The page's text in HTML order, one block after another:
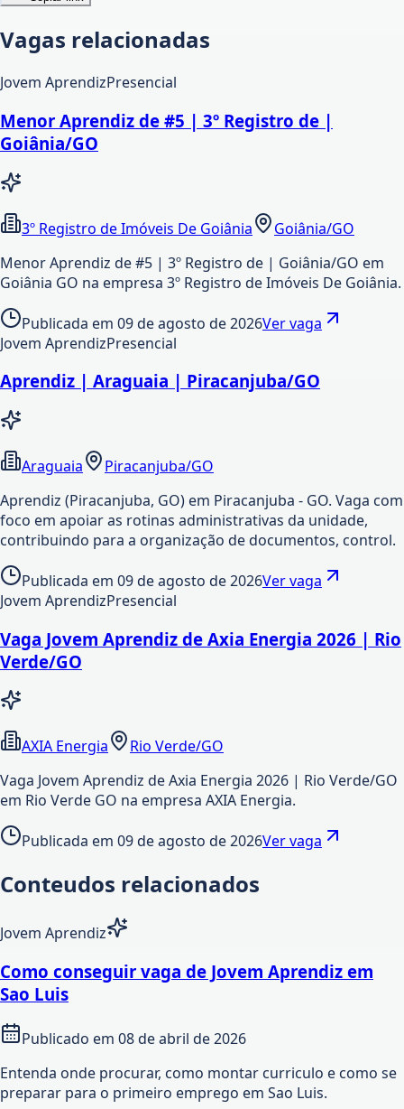
Vagas relacionadas
Jovem AprendizPresencial
Menor Aprendiz de #5 | 3º Registro de |
Goiânia/GO
3º Registro de Imóveis De Goiânia
Goiânia/GO
Menor Aprendiz de #5 | 3º Registro de | Goiânia/GO em
Goiânia GO na empresa 3º Registro de Imóveis De Goiânia.
Publicada em 09 de agosto de 2026Ver vaga
Jovem AprendizPresencial
Aprendiz | Araguaia | Piracanjuba/GO
Araguaia
Piracanjuba/GO
Aprendiz (Piracanjuba, GO) em Piracanjuba - GO. Vaga com
foco em apoiar as rotinas administrativas da unidade,
contribuindo para a organização de documentos, control.
Publicada em 09 de agosto de 2026Ver vaga
Jovem AprendizPresencial
Vaga Jovem Aprendiz de Axia Energia 2026 | Rio
Verde/GO
AXIA Energia
Rio Verde/GO
Vaga Jovem Aprendiz de Axia Energia 2026 | Rio Verde/GO
em Rio Verde GO na empresa AXIA Energia.
Publicada em 09 de agosto de 2026Ver vaga
Conteudos relacionados
Jovem Aprendiz
Como conseguir vaga de Jovem Aprendiz em
Sao Luis
Publicado em 08 de abril de 2026
Entenda onde procurar, como montar curriculo e como se
preparar para o primeiro emprego em Sao Luis.